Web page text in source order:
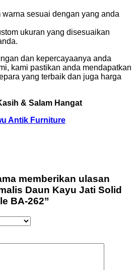
sesuai dengan yang anda
ukuran yang disesuaikan
dan kepercayaanya anda
kami pastikan anda mendapatkan
yang terbaik dan juga harga
& Salam Hangat
Antik Furniture
memberikan ulasan
Daun Kayu Jati Solid
BA-262”